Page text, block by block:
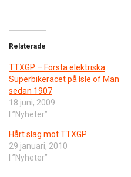
Relaterade
TTXGP – Första elektriska
Superbikeracet på Isle of Man
sedan 1907
18 juni, 2009
I ”Nyheter”
Hårt slag mot TTXGP
29 januari, 2010
I ”Nyheter”